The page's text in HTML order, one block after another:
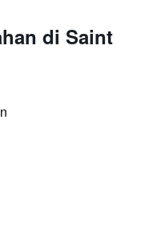
di Saint